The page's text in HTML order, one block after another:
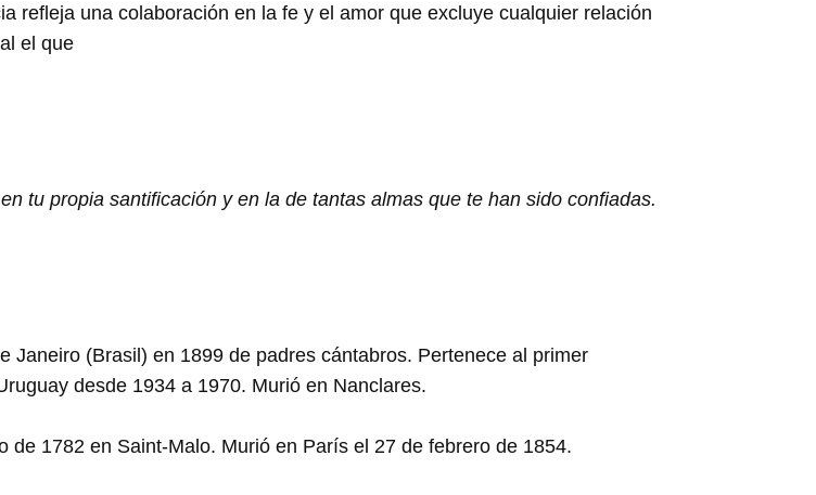
refleja una colaboración en la fe y el amor que excluye cualquier relación
el que
tu propia santificación y en la de tantas almas que te han sido confiadas.
Janeiro (Brasil) en 1899 de padres cántabros. Pertenece al primer
desde 1934 a 1970. Murió en Nanclares.
de 1782 en Saint-Malo. Murió en París el 27 de febrero de 1854.